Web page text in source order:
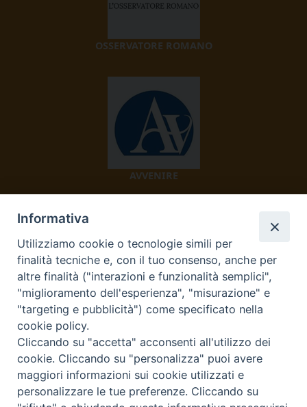
OSSERVATORE ROMANO
AVVENIRE
TV 2000
Diocesi di Ivrea
Curia Vescovile Piazza Castello, 3 10015 Ivrea (To) Tel.
Informativa
Utilizziamo cookie o tecnologie simili per
finalità tecniche e, con il tuo consenso, anche per
altre finalità ("interazioni e funzionalità semplici",
"miglioramento dell'esperienza", "misurazione" e
"targeting e pubblicità") come specificato nella
cookie policy.
Cliccando su "accetta" acconsenti all'utilizzo dei
cookie. Cliccando su "personalizza" puoi avere
maggiori informazioni sui cookie utilizzati e
personalizzare le tue preferenze. Cliccando su